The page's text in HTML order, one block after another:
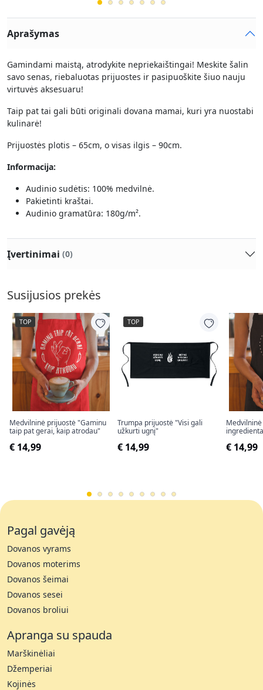
Aprašymas
Gamindami maistą, atrodykite nepriekaištingai! Meskite šalin
savo senas, riebaluotas prijuostes ir pasipuoškite šiuo nauju
virtuvės aksesuaru!
Taip pat tai gali būti originali dovana mamai, kuri yra nuostabi
kulinarė!
Prijuostės plotis – 65cm, o visas ilgis – 90cm.
Informacija:
Audinio sudėtis: 100% medvilnė.
Pakietinti kraštai.
Audinio gramatūra: 180g/m².
Įvertinimai (0)
Susijusios prekės
TOP
Medvilninė prijuostė "Gaminu
taip pat gerai, kaip atrodau"
€ 14,99
TOP
Trumpa prijuostė "Visi gali
užkurti ugnį"
€ 14,99 € 14,99
Pagal gavėją
Dovanos vyrams
Dovanos moterims
Dovanos šeimai
Dovanos sesei
Dovanos broliui
Apranga su spauda
Marškinėliai
Džemperiai
Kojinės